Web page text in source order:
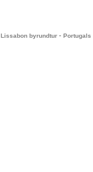
Lissabon byrundtur - Portugals